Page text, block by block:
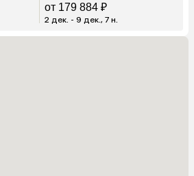
от 179 884 ₽
2 дек. - 9 дек., 7 н.